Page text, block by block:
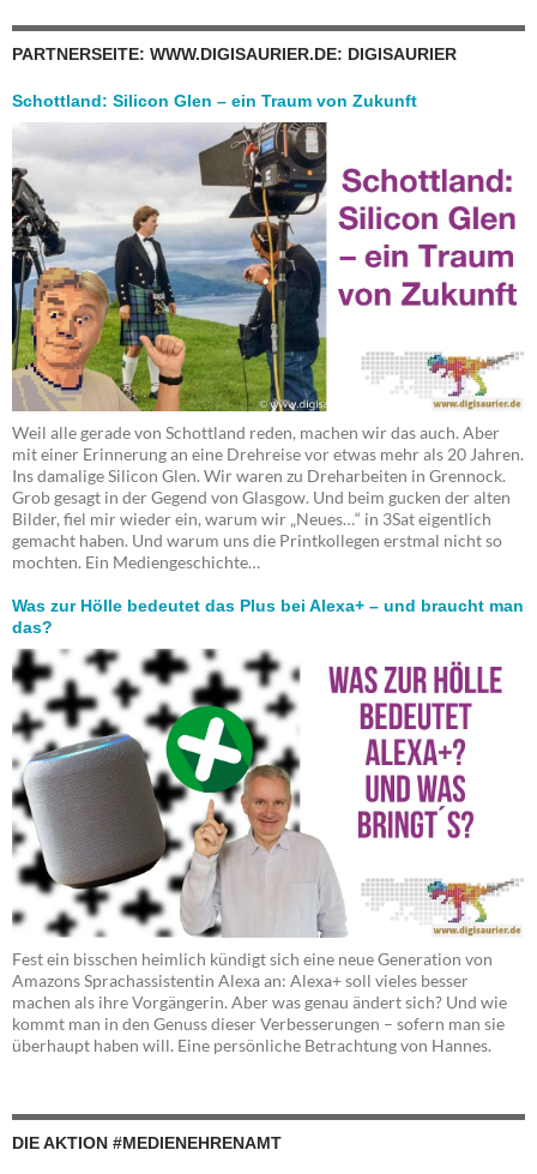
PARTNERSEITE: WWW.DIGISAURIER.DE: DIGISAURIER
Schottland: Silicon Glen – ein Traum von Zukunft
Weil alle gerade von Schottland reden, machen wir das auch. Aber
mit einer Erinnerung an eine Drehreise vor etwas mehr als 20 Jahren.
Ins damalige Silicon Glen. Wir waren zu Dreharbeiten in Grennock.
Grob gesagt in der Gegend von Glasgow. Und beim gucken der alten
Bilder, fiel mir wieder ein, warum wir „Neues…“ in 3Sat eigentlich
gemacht haben. Und warum uns die Printkollegen erstmal nicht so
mochten. Ein Mediengeschichte…
Was zur Hölle bedeutet das Plus bei Alexa+ – und braucht man
das?
Fest ein bisschen heimlich kündigt sich eine neue Generation von
Amazons Sprachassistentin Alexa an: Alexa+ soll vieles besser
machen als ihre Vorgängerin. Aber was genau ändert sich? Und wie
kommt man in den Genuss dieser Verbesserungen – sofern man sie
überhaupt haben will. Eine persönliche Betrachtung von Hannes.
DIE AKTION #MEDIENEHRENAMT